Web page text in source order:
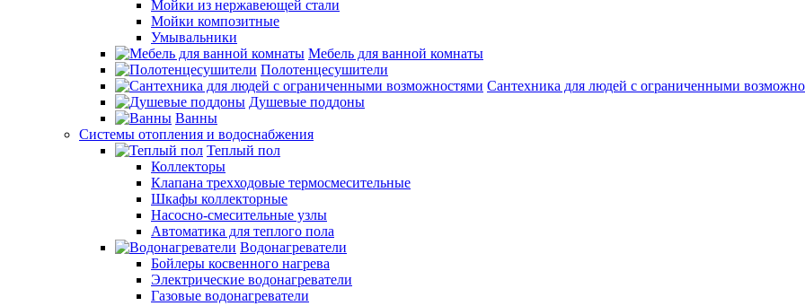
Мойки из нержавеющей стали
Мойки композитные
Умывальники
Мебель для ванной комнаты
Полотенцесушители
Сантехника для людей с ограниченными
Душевые поддоны
Ванны
Системы отопления и водоснабжения
Теплый пол
Коллекторы
Клапана трехходовые термосмесительные
Шкафы коллекторные
Насосно-смесительные узлы
Автоматика для теплого пола
Водонагреватели
Бойлеры косвенного нагрева
Электрические водонагреватели
Газовые водонагреватели